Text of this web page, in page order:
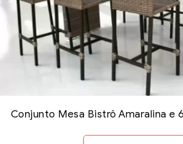
Conjunto Mesa Bistrô Amaralina e